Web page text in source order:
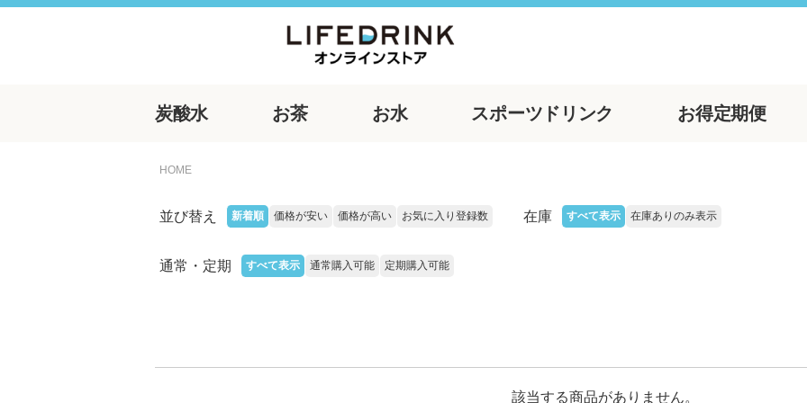
炭酸水 お茶 お水 スポーツ ドリンク お得定期便
HOME
並び替え 新着順 価格が安い 価格が高い お気に入り登録数 在庫 すべて表示 在庫ありのみ表示
通常・定期 すべて表示 通常購入可能 定期購入可能
該当する商品がありません。